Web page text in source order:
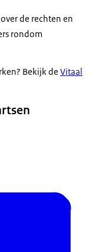
de rechten en
rondom
Bekijk de Vitaal